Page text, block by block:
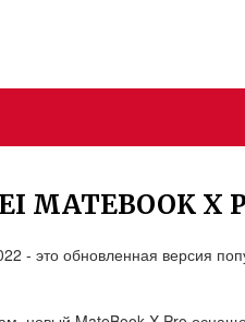
MATEBOOK X
- это обновленная версия